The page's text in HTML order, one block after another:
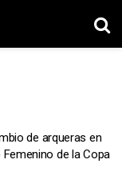
de arqueras en
de la Copa